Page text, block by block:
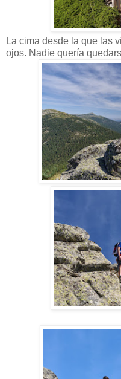
La cima desde la que las
ojos. Nadie quería